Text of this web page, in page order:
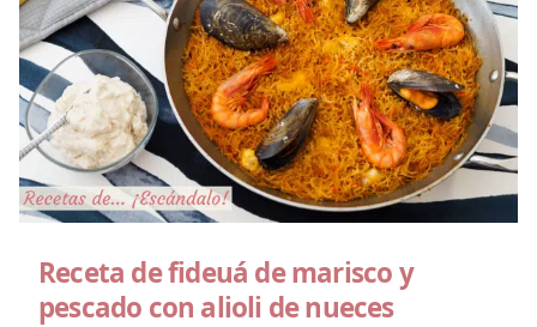
Receta de fideuá de marisco y
pescado con alioli de nueces